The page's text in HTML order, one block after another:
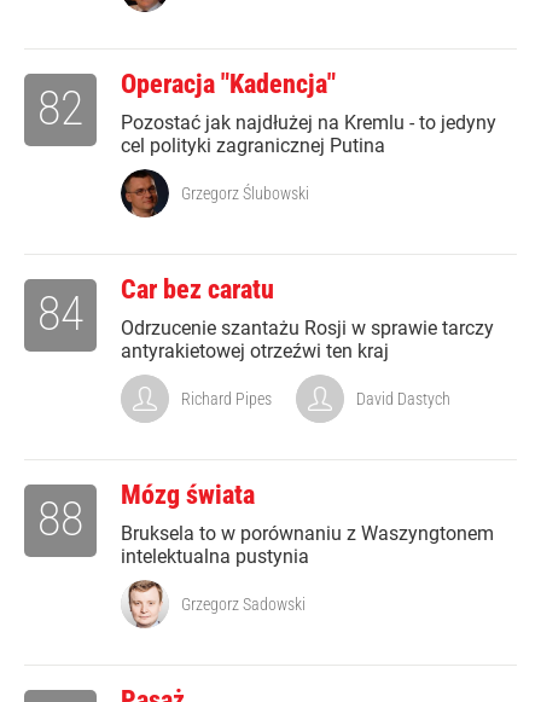
Operacja "Kadencja"
Pozostać jak najdłużej na Kremlu - to jedyny
cel polityki zagranicznej Putina
82
Grzegorz Ślubowski
Car bez caratu
Odrzucenie szantażu Rosji w sprawie tarczy
antyrakietowej otrzeźwi ten kraj
84
Richard Pipes David Dastych
Mózg świata
Bruksela to w porównaniu z Waszyngtonem
intelektualna pustynia
88
Grzegorz Sadowski